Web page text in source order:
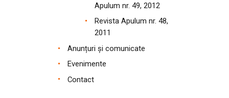
Apulum nr. 49, 2012
Revista Apulum nr. 48,
2011
Anunțuri și comunicate
Evenimente
Contact